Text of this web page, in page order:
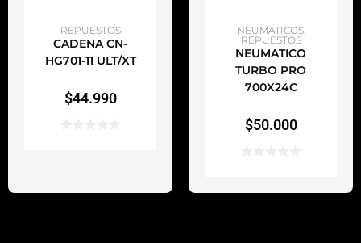
AÑADIR AL CARRITO
REPUESTOS
CADENA CN-
HG701-11 ULT/XT
$44.990
AÑADIR AL CARRITO
NEUMATICOS,
REPUESTOS
NEUMATICO
TURBO PRO
700X24C
$50.000